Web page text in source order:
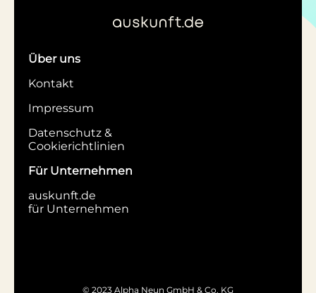
Über uns
Kontakt
Impressum
Datenschutz &
Cookierichtlinien
Für Unternehmen
auskunft.de
für Unternehmen
© 2023 Alpha Neun GmbH & Co. KG